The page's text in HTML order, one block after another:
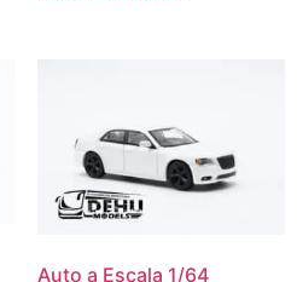
Auto a Escala 1/64